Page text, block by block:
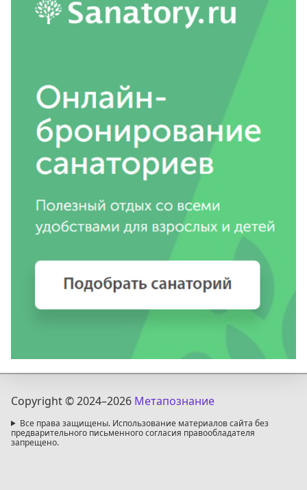
Copyright © 2024–2026 Метапознание
Все права защищены. Использование материалов сайта без
предварительного письменного согласия правообладателя
запрещено.